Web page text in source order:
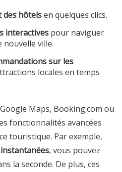
des hôtelsen quelques clics.
interactives pour naviguer
nouvelle ville.
sur les
locales en temps
Maps, Booking.com ou
fonctionnalités avancées
touristique. Par exemple,
, vous pouvez
la seconde. De plus, ces